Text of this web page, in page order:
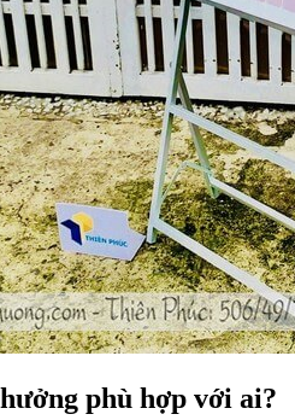
phù hợp với ai?